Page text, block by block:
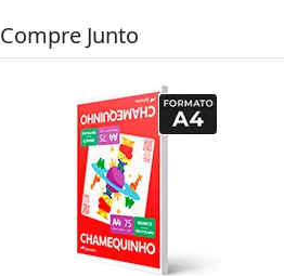
Compre Junto